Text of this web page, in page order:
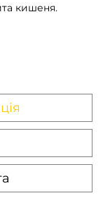
кишеня.